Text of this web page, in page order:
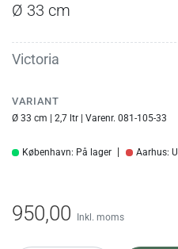
Ø 33 cm
Victoria
VARIANT
Ø 33 cm | 2,7 ltr | Varenr. 081-105-33
København: På lager Aarhus:
950,00 Inkl. moms